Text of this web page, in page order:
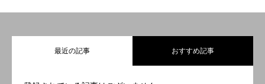
最近の記事 おすすめ記事